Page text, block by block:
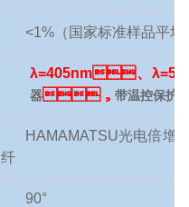
<1%（国家标准样品平均
λ=405nm、λ
器， 带温控保护
HAMAMATSU光电倍增
纤
90°